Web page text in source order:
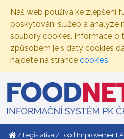
Náš web používá ke zlepšení
poskytování služeb a analýze
soubory cookies. Informace o
způsobem je s daty cookies
najdete na stránce cookies.
Legislativa
Food Improvement